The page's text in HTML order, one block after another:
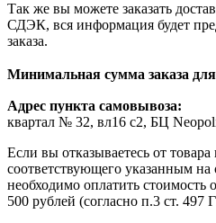
Так же вы можете заказать
СДЭК, вся информация будет
заказа.
Минимальная сумма заказа
Адрес пункта самовывоза:
квартал № 32, вл16 с2, БЦ
Если вы отказываетесь от
соответствующего указанным на
необходимо оплатить стоимость
500 рублей (согласно п.3 ст. 497